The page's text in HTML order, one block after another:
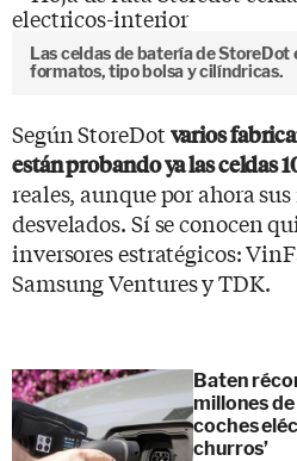
Las celdas de batería de StoreDot
formatos, tipo bolsa y cilíndricas.
Según StoreDotvarios
están probando ya las celdas
reales, aunque por ahora
desvelados. Sí se conocen
inversores estratégicos:
Samsung Ventures y TDK.
Baten
millones
coches
churros’